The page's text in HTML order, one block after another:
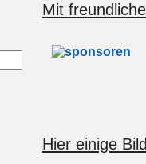
Mit
Hier einige